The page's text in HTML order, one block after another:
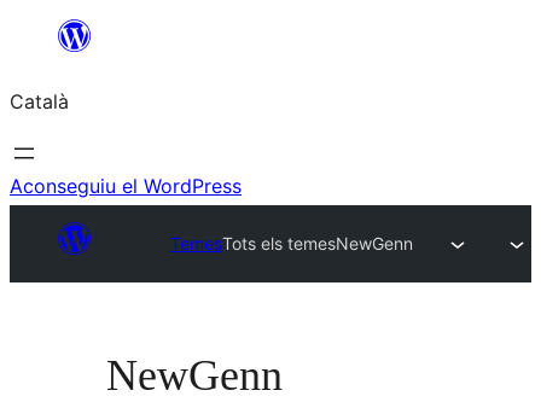
contingut
Català
Aconseguiu el WordPress
TemesTots els temesNewGenn
NewGenn